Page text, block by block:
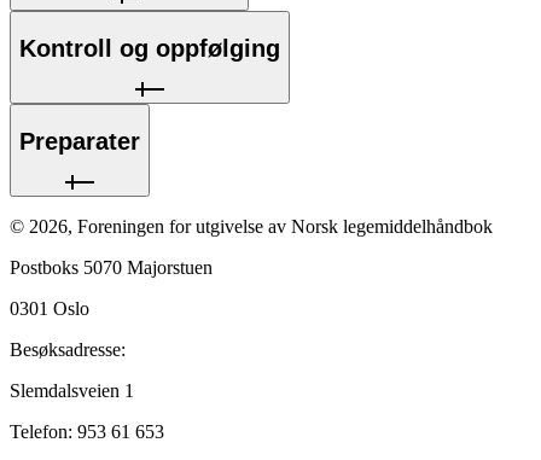
Kontroll og oppfølging
Preparater
© 2026, Foreningen for utgivelse av Norsk legemiddelhåndbok
Postboks 5070 Majorstuen
0301 Oslo
Besøksadresse:
Slemdalsveien 1
Telefon: 953 61 653